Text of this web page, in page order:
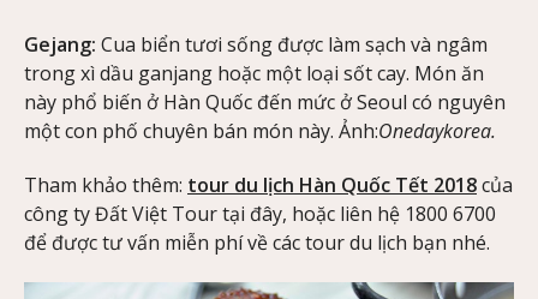
Gejang: Cua biển tươi sống được làm sạch và ngâm
trong xì dầu ganjang hoặc một loại sốt cay. Món ăn
này phổ biến ở Hàn Quốc đến mức ở Seoul có nguyên
một con phố chuyên bán món này. Ảnh:Onedaykorea.
Tham khảo thêm: tour du lịch Hàn Quốc Tết 2018của
công ty Đất Việt Tour tại đây, hoặc liên hệ 1800 6700
để được tư vấn miễn phí về các tour du lịch bạn nhé.